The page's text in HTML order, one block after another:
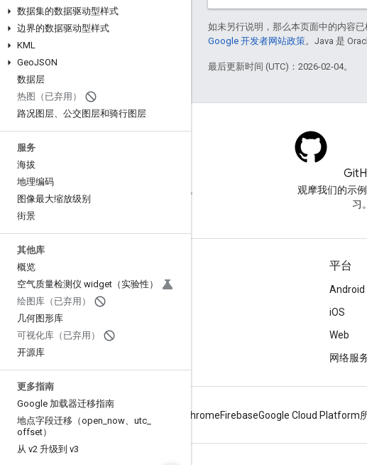
数据集的数据驱动型样式
边界的数据驱动型样式
KML
GeoJSON
数据层
热图（已弃用）
路况图层、公交图层和骑行图层
服务
海拔
地理编码
图像最大缩放级别
街景
其他库
概览
空气质量检测仪 widget（实验性）
绘图库（已弃用）
几何图形库
可视化库（已弃用）
开源库
更多指南
Google 加载器迁移指南
地点字段迁移（open now、utc
offset）
从 v2 升级到 v3
如未另行说明，那么本页面中的内容已
Google 开发者网站政策。Java 是
最后更新时间 (UTC)：2026-02-04。
在 google-maps 标签下提问。
观摩我们的示
习。
了解详情
常见问题解答
功能探索器
教程
平台
Android
iOS
Web
网络服
ChromeFirebaseGoogle Cloud Platform